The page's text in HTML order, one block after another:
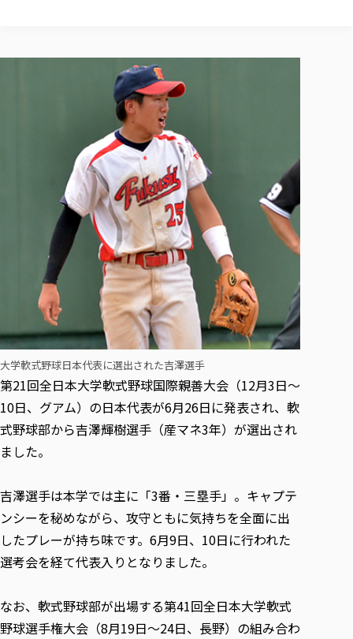
関連法人
役員・評議員一覧
キャンパス案内
研究活動における不正行為の防止等に関する対応
大学広報誌「TFU Newsletter 東北福祉大学通信」
初年次教育（リエゾンゼミⅠ）について
リエゾンゼミ・ナビ（テキスト等）
お役立ち情報（リンク集）
放射線モニタリング測定結果（国見キャンパス）
事業計画／財務・事業報告
学校教育法施行規則第172条の2に基づく情報公開
教職課程における情報の公表
学部・学科等設置計画履行状況報告書
情報公開規程
リハビリテーション学科
医療経営管理学科
情報福祉マネジメント学科
大学院
総合福祉学研究科 社会福祉学専攻 修士課程
総合福祉学研究科 社会福祉学専攻 博士課程
総合福祉学研究科 福祉心理学専攻 修士課程
教育学研究科 教育学専攻 修士課程
通信教育部
通信教育部
通信制大学院 総合福祉学研究科 社会福祉学専攻 修士課程
通信制大学院 総合福祉学研究科 福祉心理学専攻 修士課程
カリキュラム（学部・大学院）
その他の就学機会
学びの特徴
学びの特徴
ICT教育
初年次教育（リエゾンゼミⅠ）
実学臨床教育（総合福祉学部のみ履修可能）
教員紹介・業績
学びのサポート
学びのサポート
学費（学部学科）
宿舎の紹介
学生生活サポート
学生自主活動支援
社会人学生の育児支援（一時預かり）
学生総合補償制度
スポーツ傷害保険
東北福祉大学のキャリアサポート
東北福祉大学のキャリア教育
採用ご担当者様へ
採用ご担当者様へ
センター長の挨拶
求人の受付について
単独学内説明会のご案内
在学生の方
資格取得報奨制度について
東北福祉大学求人・インターンシップ検索サイト（キャリタス
卒業生の方
卒業生の方
卒業後のキャリア支援体制
在学生による訪問、情報提供へのご協力のお願い
卒業生アンケート
よくあるご質問
東北福祉大学のDNA
在学生インタビュー
文化会・文化系サークル紹介
大学指定団体紹介
交換留学生 Exchange students
海外留学・研修
外国人在学生
Prospective Students
学生支援センター国際交流の活動
スタッフ紹介
ニュース一覧
東北福祉大学の研究活動
東北福祉大学の研究活動
東北福祉大学の研究紹介
共同研究等をご検討の皆様へ
東北福祉大学の紀要・リポジトリ
東北福祉大学の紀要・リポジトリ
研究紀要
教職研究
東北福祉大学教育・教職センター特別支援教育研究年報一覧
芹沢銈介美術工芸館年報
東北福祉大学機関リポジトリ
東北福祉大学オープンアクセス方針
産学・産学官連携
産学・産学官連携
「高齢者のフレイル予防及びデジタルデバイド解消に向けた
高齢者施設特化型モジュラー車いす開発
学生参加 × 産学官連携 ～ 「行学一如」の実践
社会貢献・地域連携活動
社会貢献・地域連携活動
社会貢献への取り組み
社会貢献・地域連携活動報告書
各種社会貢献活動の窓口
伝承講座「311『伝える／備える』次世代塾」
JICA草の根技術協力事業
被災地の子ども支援活動
生涯学習・社会人講座
自治体・団体等との主な協定
自治体・団体等との主な協定
研究所について
研究者のご紹介
生涯教育・キャリア教育
生涯教育・キャリア教育TOP
生涯学習・社会人講座
月例TFU実学臨床研究セミナー
特別支援教育研究室
TFU教育フォーラム
関連法人
取材について
施設利用
同窓会
学内ポータルシステム
Universal Passport
大学軟式野球日本代表に選出された吉澤選手
第21回全日本大学軟式野球国際親善大会（12月3日〜
10日、グアム）の日本代表が6月26日に発表され、軟
式野球部から吉澤輝樹選手（産マネ3年）が選出され
ました。
吉澤選手は本学では主に「3番・三塁手」。キャプテ
ンシーを秘めながら、攻守ともに気持ちを全面に出
したプレーが持ち味です。6月9日、10日に行われた
選考会を経て代表入りとなりました。
なお、軟式野球部が出場する第41回全日本大学軟式
野球選手権大会（8月19日〜24日、長野）の組み合わ